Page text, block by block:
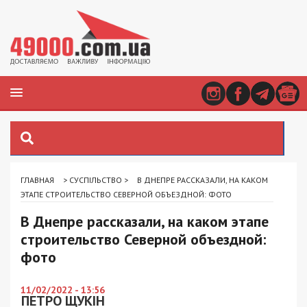
ГЛАВНАЯ > СУСПІЛЬСТВО >
В ДНЕПРЕ РАССКАЗАЛИ, НА КАКОМ
ЭТАПЕ СТРОИТЕЛЬСТВО СЕВЕРНОЙ ОБЪЕЗДНОЙ: ФОТО
В Днепре рассказали, на каком этапе
строительство Северной объездной:
фото
11/02/2022 - 13:56
ПЕТРО ЩУКІН